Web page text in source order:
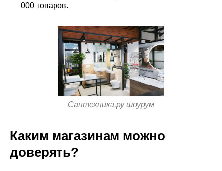
000 товаров.
Сантехника.ру шоурум
Каким магазинам можно
доверять?